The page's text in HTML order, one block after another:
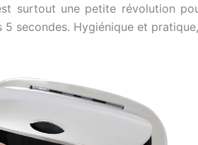
surtout une petite révolution
secondes. Hygiénique et